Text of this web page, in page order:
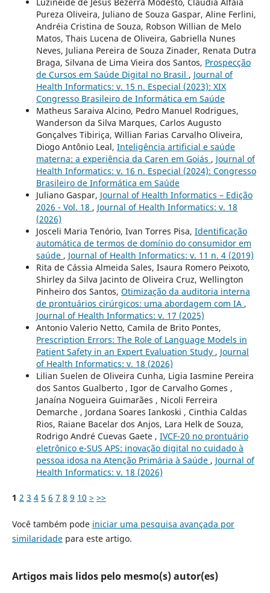
Pureza Oliveira, Juliano de Souza Gaspar, Aline Ferlini,
Andréia Cristina de Souza, Robson Willian de Melo
Matos, Thais Lucena de Oliveira, Gabriella Nunes
Neves, Juliana Pereira de Souza Zinader, Renata Dutra
Braga, Silvana de Lima Vieira dos Santos, Prospecção
de Cursos em Saúde Digital no Brasil , Journal of
Health Informatics: v. 15 n. Especial (2023): XIX
Congresso Brasileiro de Informática em Saúde
Matheus Saraiva Alcino, Pedro Manuel Rodrigues,
Wanderson da Silva Marques, Carlos Augusto
Gonçalves Tibiriça, Willian Farias Carvalho Oliveira,
Diogo Antônio Leal, Inteligência artificial e saúde
materna: a experiência da Caren em Goiás , Journal of
Health Informatics: v. 16 n. Especial (2024): Congresso
Brasileiro de Informática em Saúde
Juliano Gaspar, Journal of Health Informatics – Edição
2026 - Vol. 18 , Journal of Health Informatics: v. 18
(2026)
Josceli Maria Tenório, Ivan Torres Pisa, Identificação
automática de termos de domínio do consumidor em
saúde , Journal of Health Informatics: v. 11 n. 4 (2019)
Rita de Cássia Almeida Sales, Isaura Romero Peixoto,
Shirley da Silva Jacinto de Oliveira Cruz, Wellington
Pinheiro dos Santos, Otimização da auditoria interna
de prontuários cirúrgicos: uma abordagem com IA ,
Journal of Health Informatics: v. 17 (2025)
Antonio Valerio Netto, Camila de Brito Pontes,
Prescription Errors: The Role of Language Models in
Patient Safety in an Expert Evaluation Study , Journal
of Health Informatics: v. 18 (2026)
Lilian Suelen de Oliveira Cunha, Ligia Iasmine Pereira
dos Santos Gualberto , Igor de Carvalho Gomes ,
Janaína Nogueira Guimarães , Nicoli Ferreira
Demarche , Jordana Soares Iankoski , Cinthia Caldas
Rios, Raiane Bacelar dos Anjos, Lara Helk de Souza,
Rodrigo André Cuevas Gaete , IVCF-20 no prontuário
eletrônico e-SUS APS: inovação digital no cuidado à
pessoa idosa na Atenção Primária à Saúde , Journal of
Health Informatics: v. 18 (2026)
1 2 3 4 5 6 7 8 9 10 > >>
Você também pode iniciar uma pesquisa avançada por
similaridadepara este artigo.
Artigos mais lidos pelo mesmo(s) autor(es)